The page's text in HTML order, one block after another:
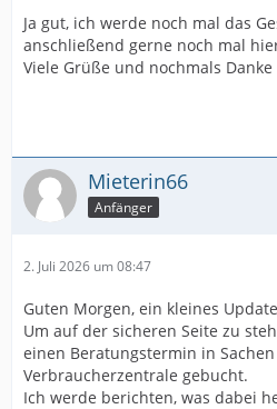
Ja gut, ich werde noch mal das
anschließend gerne noch mal
Viele Grüße und nochmals Danke
Mieterin66
Anfänger
2. Juli 2026 um 08:47
Guten Morgen, ein kleines
Um auf der sicheren Seite zu
einen Beratungstermin in
Verbraucherzentrale gebucht.
Ich werde berichten, was dabei